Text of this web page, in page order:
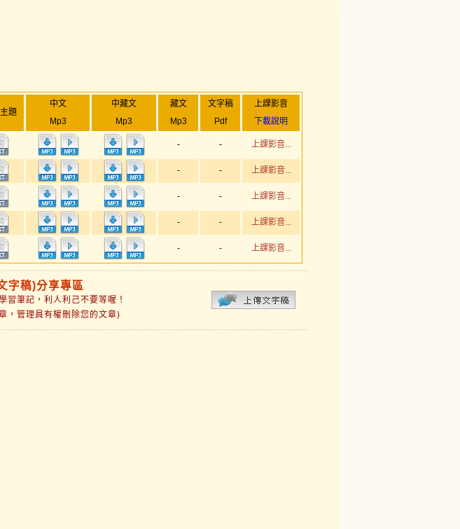
題
中文
Mp3
中藏文
Mp3
藏文
Mp3
文字稿
Pdf
上課影音
下載說明
- - 上課影音...
- - 上課影音...
- - 上課影音...
- - 上課影音...
- - 上課影音...
字稿)分享專區
習筆記，利人利己不要等喔！
，管理員有權刪除您的文章)